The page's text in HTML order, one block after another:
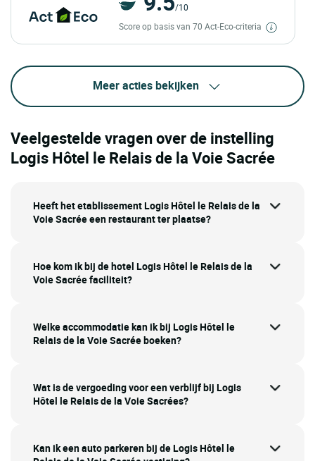
/10
Score op basis van 70 Act-Eco-criteria
Meer acties bekijken
Veelgestelde vragen over de instelling
Logis Hôtel le Relais de la Voie Sacrée
Heeft het etablissement Logis Hôtel le Relais de la
Voie Sacrée een restaurant ter plaatse?
Hoe kom ik bij de hotel Logis Hôtel le Relais de la
Voie Sacrée faciliteit?
Welke accommodatie kan ik bij Logis Hôtel le
Relais de la Voie Sacrée boeken?
Wat is de vergoeding voor een verblijf bij Logis
Hôtel le Relais de la Voie Sacrées?
Kan ik een auto parkeren bij de Logis Hôtel le